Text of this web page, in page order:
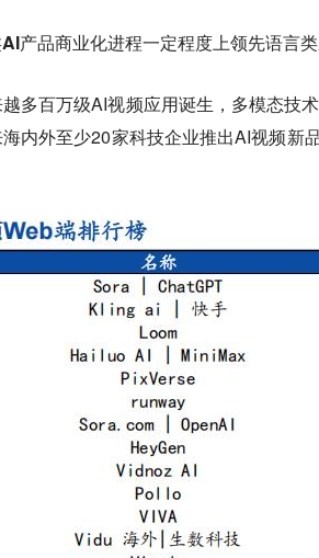
产品商业化进程一定程度上领先语言类
多百万级AI视频应用诞生，多模态技
内外至少20家科技企业推出AI视频新